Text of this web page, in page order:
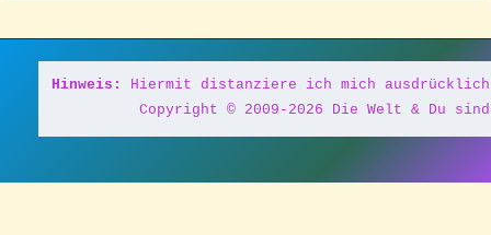
Hinweis:
Hiermit distanziere ich mich
Copyright © 2009-2026 Die Welt & Du